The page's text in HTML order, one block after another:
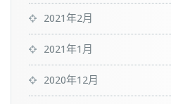
2021年2月
2021年1月
2020年12月